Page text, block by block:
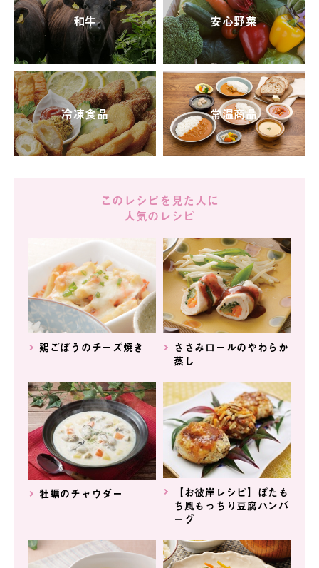
和牛 安心野菜
冷凍食品 常温商品
このレシピを見た人に
人気のレシピ
鶏ごぼうのチーズ焼き
ささみロールのやわらか
蒸し
牡蠣のチャウダー
【お彼岸レシピ】ぼたも
ち風もっちり豆腐ハンバ
ーグ